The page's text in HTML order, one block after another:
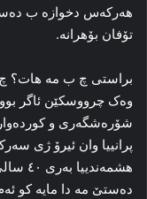
هه‌رکه‌س دخوازه‌ ب
تۆفان بۆهرانه‌.
براستی چ ب مه‌ هات؟ چ
وه‌ک چرووسکێن ئاگر
شۆره‌شگه‌ری و
پرانییا وان ئیرۆ ژی
ده‌ستێ مه‌ دا مایه‌ کو